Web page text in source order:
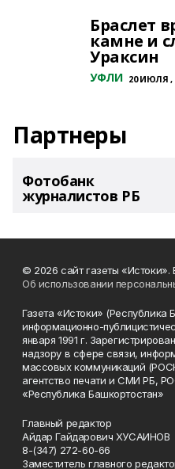
Браслет
камне и
Ураксин
УФЛИ 20 ИЮЛЯ ,
Партнеры
Фотобанк
журналистов РБ
© 2026 сайт газеты
Об использовании
Газета «Истоки» (Республика
информационно-
января 1991 г.
надзору в сфере связи,
массовых коммуникаций
агентство печати и СМИ РБ,
«Республика Башкортостан»
Главный редактор
Айдар Гайдарович ХУСАИНОВ
8-(347) 272-60-66
Заместитель главного